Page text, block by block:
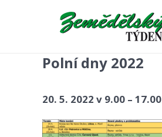
akce již proběhla.
Polní dny 2022
20. 5. 2022 v 9.00 – 17.00